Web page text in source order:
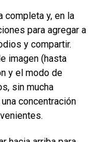
completa y, en la
para agregar a
y compartir.
imagen (hasta
y el modo de
sin mucha
concentración